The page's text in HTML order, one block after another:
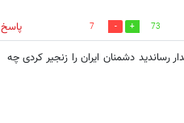
73
7
پاسخ
رساندید دشمنان ایران را زنجیر کردی چه